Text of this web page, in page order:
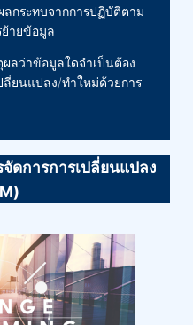
กระทบจากการปฏิบัติตาม
ายข้อมูล
ลว่าข้อมูลใดจำเป็นต้อง
ลี่ยนแปลง/ทำใหม่ด้วยการ
ดการการเปลี่ยนแปลง